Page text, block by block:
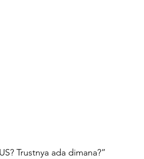
Trustnya ada dimana?”